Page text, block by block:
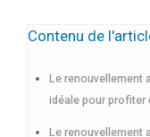
Contenu de
Le renouvellement
idéale pour profiter
Le renouvellement